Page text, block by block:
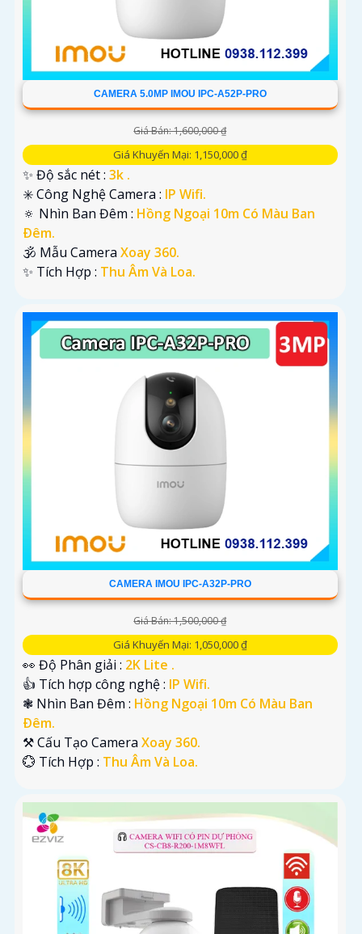
CAMERA 5.0MP IMOU IPC-A52P-PRO
Giá Bán: 1,600,000 ₫
Giá Khuyến Mại: 1,150,000 ₫
✨ Độ sắc nét : 3k .
✳️ Công Nghệ Camera : IP Wifi.
🔅 Nhìn Ban Đêm : Hồng Ngoại 10m Có Màu Ban
Ðêm.
🕉️ Mẫu Camera Xoay 360.
️✨ Tích Hợp : Thu Âm Và Loa.
CAMERA IMOU IPC-A32P-PRO
Giá Bán: 1,500,000 ₫
Giá Khuyến Mại: 1,050,000 ₫
👀 Độ Phân giải : 2K Lite .
👍 Tích hợp công nghệ : IP Wifi.
❃ Nhìn Ban Đêm : Hồng Ngoại 10m Có Màu Ban
Ðêm.
⚒ Cấu Tạo Camera Xoay 360.
️💮 Tích Hợp : Thu Âm Và Loa.